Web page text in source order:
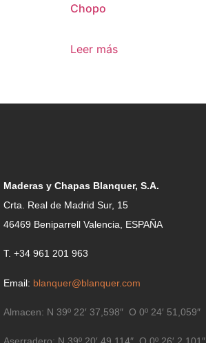
Chopo
Leer más
Maderas y Chapas Blanquer, S.A.
Crta. Real de Madrid Sur, 15
46469 Beniparrell Valencia, ESPAÑA
T. +34 961 201 963
Email: blanquer@blanquer.com
Almacen: N 39º 22′ 37,598″ O 0º 24′ 51,059″